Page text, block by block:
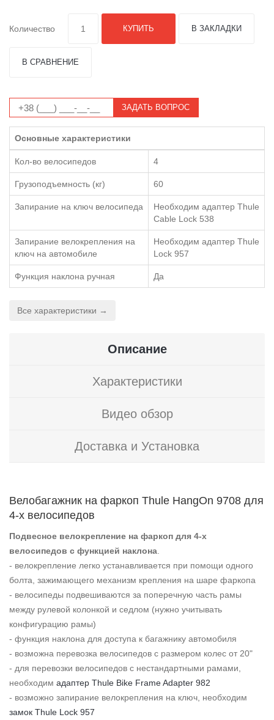
Количество КУПИТЬ В ЗАКЛАДКИ
В СРАВНЕНИЕ
ЗАДАТЬ ВОПРОС
Основные характеристики
Кол-во велосипедов 4
Грузоподъемность (кг) 60
Запирание на ключ велосипеда
Необходим адаптер Thule
Cable Lock 538
Запирание велокрепления на
ключ на автомобиле
Необходим адаптер Thule
Lock 957
Функция наклона ручная Да
Все характеристики →
Описание
Характеристики
Видео обзор
Доставка и Установка
Велобагажник на фаркоп Thule HangOn 9708 для
4-х велосипедов
Подвесное велокрепление на фаркоп для 4-х
велосипедов с функцией наклона.
- велокрепление легко устанавливается при помощи одного
болта, зажимающего механизм крепления на шаре фаркопа
- велосипеды подвешиваются за поперечную часть рамы
между рулевой колонкой и седлом (нужно учитывать
конфигурацию рамы)
- функция наклона для доступа к багажнику автомобиля
- возможна перевозка велосипедов с размером колес от 20"
- для перевозки велосипедов с нестандартными рамами,
необходим адаптер Thule Bike Frame Adapter 982
- возможно запирание велокрепления на ключ, необходим
замок Thule Lock 957